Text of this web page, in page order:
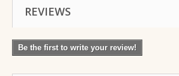
REVIEWS
Be the first to write your review!